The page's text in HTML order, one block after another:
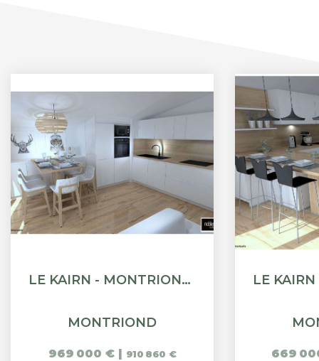
LE KAIRN - MONTRIOND - APPARTEMENT T3 + CABINE - 81.55M²
MONTRIOND
969 000 € | 910 860 €
669